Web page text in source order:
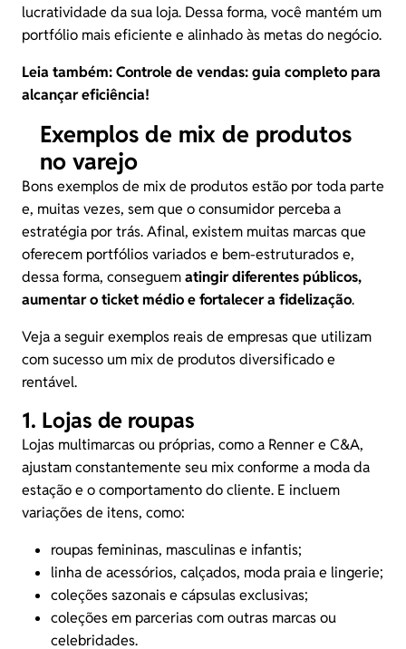
lucratividade da sua loja. Dessa forma, você mantém um
portfólio mais eficiente e alinhado às metas do negócio.
Leia também:Controle de vendas: guia completo para
alcançar eficiência!
Exemplos de mix de produtos
no varejo
Bons exemplos de mix de produtos estão por toda parte
e, muitas vezes, sem que o consumidor perceba a
estratégia por trás. Afinal, existem muitas marcas que
oferecem portfólios variados e bem-estruturados e,
dessa forma, conseguematingir diferentes públicos,
aumentar o ticket médio e fortalecer a fidelização.
Veja a seguir exemplos reais de empresas que utilizam
com sucesso um mix de produtos diversificado e
rentável.
1. Lojas de roupas
Lojas multimarcas ou próprias, como a Renner e C&A,
ajustam constantemente seu mix conforme a moda da
estação e o comportamento do cliente. E incluem
variações de itens, como:
roupas femininas, masculinas e infantis;
linha de acessórios, calçados, moda praia e lingerie;
coleções sazonais e cápsulas exclusivas;
coleções em parcerias com outras marcas ou
celebridades.